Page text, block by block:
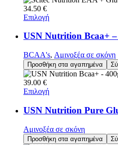
34.50 €
Επιλογή
USN Nutrition Bcaa+
BCAA's, Αμινοξέα σε σκόνη
Προσθήκη στα αγαπημένα
39.00 €
Επιλογή
USN Nutrition Pure
Αμινοξέα σε σκόνη
Προσθήκη στα αγαπημένα